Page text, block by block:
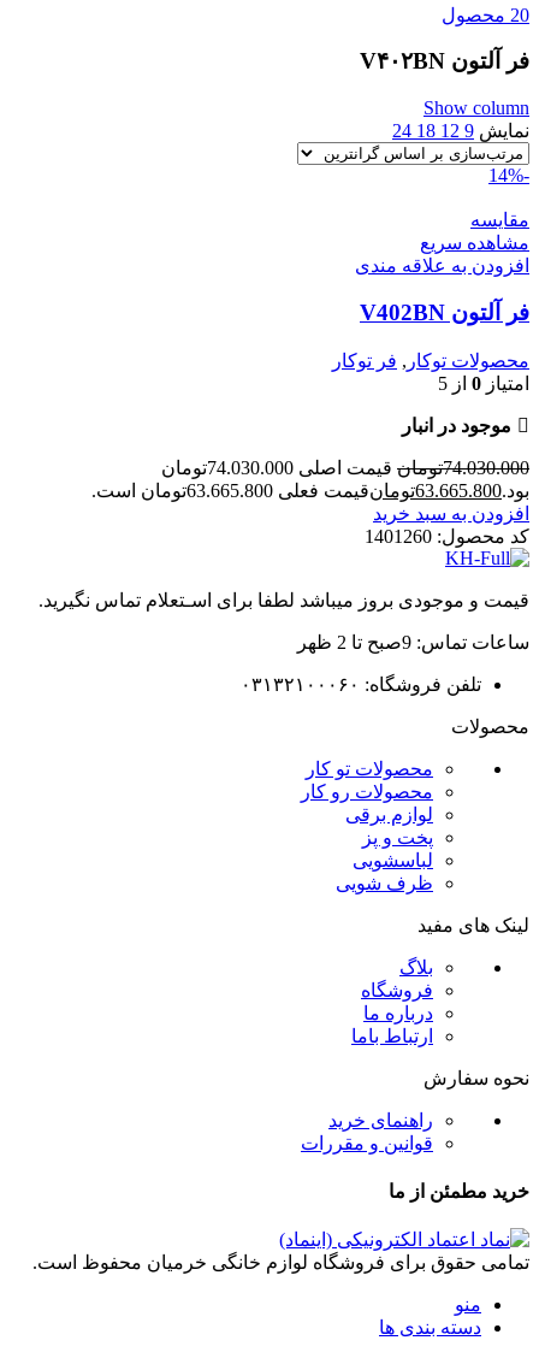
20 محصول
فر آلتون V۴۰۲BN
Show column
نمایش 9
12
18
24
-14%
مقایسه
مشاهده سریع
افزودن به علاقه مندی
فر آلتون V402BN
محصولات توکار , فر توکار
امتیاز 0 از 5
موجود در انبار
74.030.000تومان
قیمت اصلی 74.030.000تومان
بود.63.665.800تومانقیمت فعلی 63.665.800تومان است.
افزودن به سبد خرید
کد محصول: 1401260
قیمت و موجودی بروز میباشد لطفا برای اسـتعلام تماس نگیرید.
ساعات تماس: 9صبح تا 2 ظهر
تلفن فروشگاه: ۰۳۱۳۲۱۰۰۰۶۰
محصولات
محصولات تو کار
محصولات رو کار
لوازم برقی
پخت و پز
لباسشویی
ظرف شویی
لینک های مفید
بلاگ
فروشگاه
درباره ما
ارتباط باما
نحوه سفارش
راهنمای خرید
قوانین و مقررات
خرید مطمئن از ما
تمامی حقوق برای فروشگاه لوازم خانگی خرمیان محفوظ است.
منو
دسته بندی ها